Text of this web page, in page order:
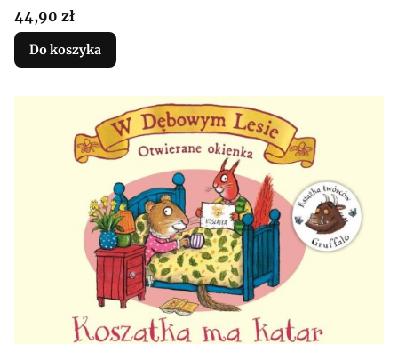
Cena
44,90 zł
Do koszyka